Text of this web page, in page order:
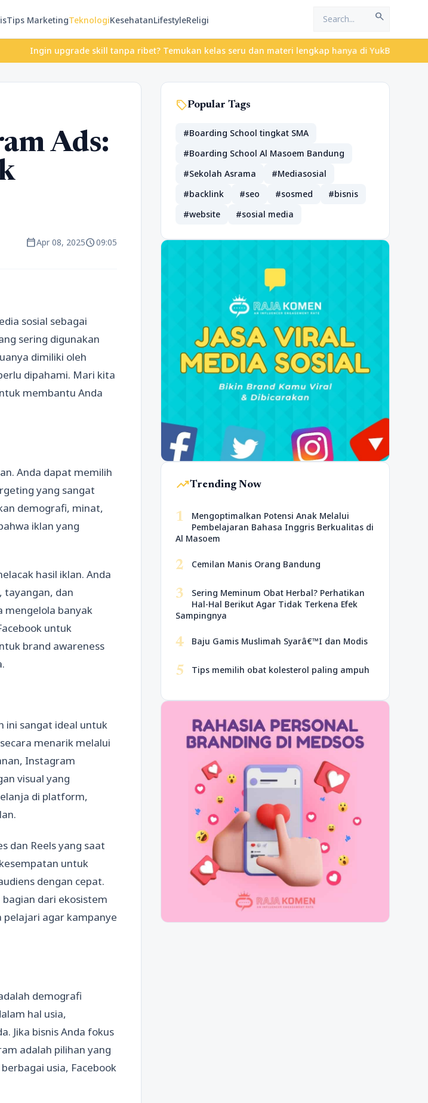
Tips MarketingTeknologiKesehatanLifestyleReligi search
upgrade skill tanpa ribet? Temukan kelas seru dan materi lengkap hanya di YukBelajar.com.
Ads:
calendar_todayApr 08, 2025schedule09:05
sosial sebagai
sering digunakan
dimiliki oleh
dipahami. Mari kita
membantu Anda
Anda dapat memilih
yang sangat
demografi, minat,
iklan yang
hasil iklan. Anda
tayangan, dan
mengelola banyak
untuk
brand awareness
ini sangat ideal untuk
menarik melalui
Instagram
visual yang
di platform,
dan Reels yang saat
untuk
dengan cepat.
dari ekosistem
pelajari agar kampanye
demografi
hal usia,
Jika bisnis Anda fokus
adalah pilihan yang
usia, Facebook
sellPopular Tags
#Boarding School tingkat SMA
#Boarding School Al Masoem Bandung
#Sekolah Asrama
#Mediasosial
#backlink
#seo #sosmed
#bisnis
#website
#sosial media
trending_upTrending Now
1
Mengoptimalkan Potensi Anak Melalui
Pembelajaran Bahasa Inggris Berkualitas di
Al Masoem
2 Cemilan Manis Orang Bandung
3
Sering Meminum Obat Herbal? Perhatikan
Hal-Hal Berikut Agar Tidak Terkena Efek
Sampingnya
4 Baju Gamis Muslimah Syarâ€™I dan Modis
5 Tips memilih obat kolesterol paling ampuh